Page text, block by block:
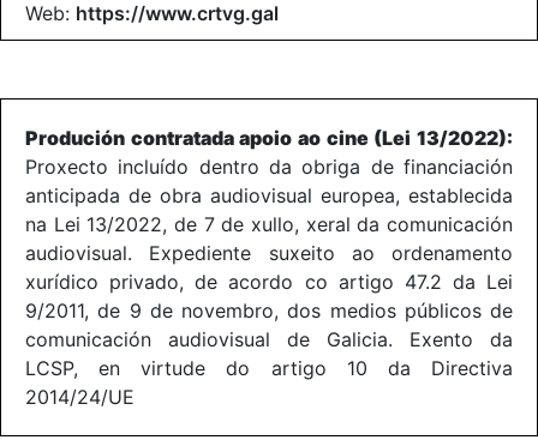
Web: https://www.crtvg.gal
Produción contratada apoio ao cine (Lei 13/2022):
Proxecto incluído dentro da obriga de financiación
anticipada de obra audiovisual europea, establecida
na Lei 13/2022, de 7 de xullo, xeral da comunicación
audiovisual. Expediente suxeito ao ordenamento
xurídico privado, de acordo co artigo 47.2 da Lei
9/2011, de 9 de novembro, dos medios públicos de
comunicación audiovisual de Galicia. Exento da
LCSP, en virtude do artigo 10 da Directiva
2014/24/UE